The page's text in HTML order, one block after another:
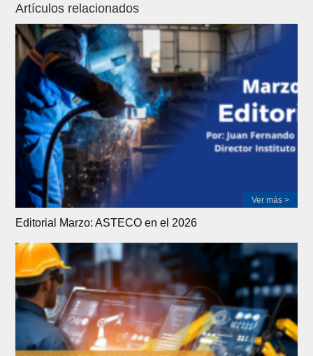
Artículos relacionados
Ver más >
Editorial Marzo: ASTECO en el 2026